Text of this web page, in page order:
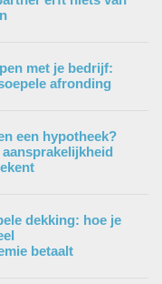
met je bedrijf:
afronding
een hypotheek?
dekking: hoe je
betaalt